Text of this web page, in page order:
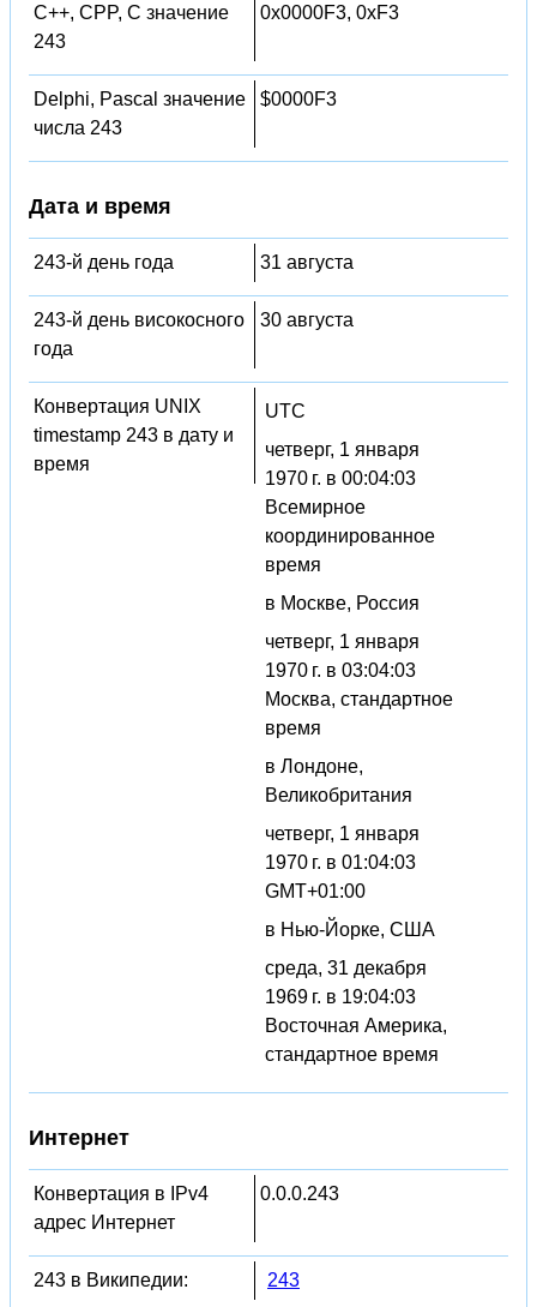
C++, CPP, C значение
243
0x0000F3, 0xF3
Delphi, Pascal значение
числа 243
$0000F3
Дата и время
243-й день года 31 августа
243-й день високосного
года
30 августа
Конвертация UNIX
timestamp 243 в дату и
время
UTC
четверг, 1 января
1970 г. в 00:04:03
Всемирное
координированное
время
в Москве, Россия
четверг, 1 января
1970 г. в 03:04:03
Москва, стандартное
время
в Лондоне,
Великобритания
четверг, 1 января
1970 г. в 01:04:03
GMT+01:00
в Нью-Йорке, США
среда, 31 декабря
1969 г. в 19:04:03
Восточная Америка,
стандартное время
Интернет
Конвертация в IPv4
адрес Интернет
0.0.0.243
243 в Википедии: 243